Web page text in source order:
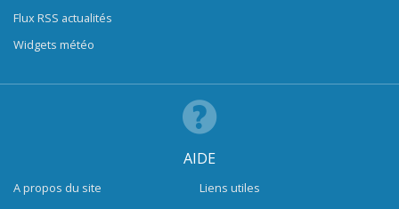
Flux RSS actualités
Widgets météo
AIDE
A propos du site
Liens utiles